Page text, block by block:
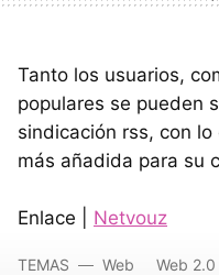
Tanto los usuarios,
populares se pueden
sindicación rss, con
más añadida para su
Enlace | Netvouz
TEMAS Web Web 2.0